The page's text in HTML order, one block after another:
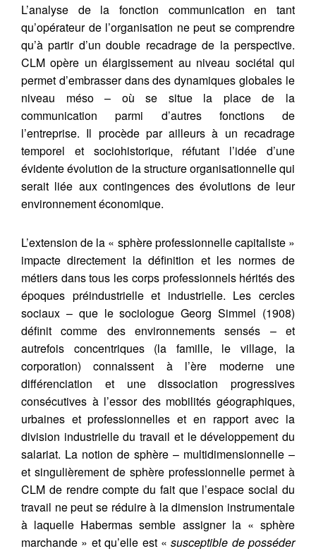
L’analyse de la fonction communication en tant
qu’opérateur de l’organisation ne peut se comprendre
qu’à partir d’un double recadrage de la perspective.
CLM opère un élargissement au niveau sociétal qui
permet d’embrasser dans des dynamiques globales le
niveau méso – où se situe la place de la
communication parmi d’autres fonctions de
l’entreprise. Il procède par ailleurs à un recadrage
temporel et sociohistorique, réfutant l’idée d’une
évidente évolution de la structure organisationnelle qui
serait liée aux contingences des évolutions de leur
environnement économique.
L’extension de la « sphère professionnelle capitaliste »
impacte directement la définition et les normes de
métiers dans tous les corps professionnels hérités des
époques préindustrielle et industrielle. Les cercles
sociaux – que le sociologue Georg Simmel (1908)
définit comme des environnements sensés – et
autrefois concentriques (la famille, le village, la
corporation) connaissent à l’ère moderne une
différenciation et une dissociation progressives
consécutives à l’essor des mobilités géographiques,
urbaines et professionnelles et en rapport avec la
division industrielle du travail et le développement du
salariat. La notion de sphère – multidimensionnelle –
et singulièrement de sphère professionnelle permet à
CLM de rendre compte du fait que l’espace social du
travail ne peut se réduire à la dimension instrumentale
à laquelle Habermas semble assigner la « sphère
marchande » et qu’elle est «susceptible de posséder